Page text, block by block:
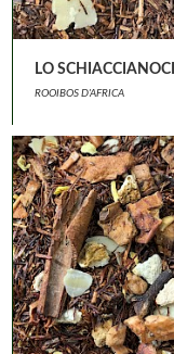
LO SCHIACCIANOCI
ROOIBOS D'AFRICA